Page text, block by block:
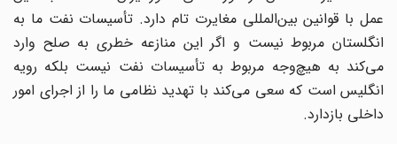
عمل با قوانین بین‌المللی مغایرت تام دارد. تأسیسات نفت ما به
انگلستان مربوط نیست و اگر این منازعه خطری به صلح وارد
می‌کند به هیچ‌وجه مربوط به تأسیسات نفت نیست بلکه رویه
انگلیس است که سعی می‌کند با تهدید نظامی ما را از اجرای امور
داخلی بازدارد.